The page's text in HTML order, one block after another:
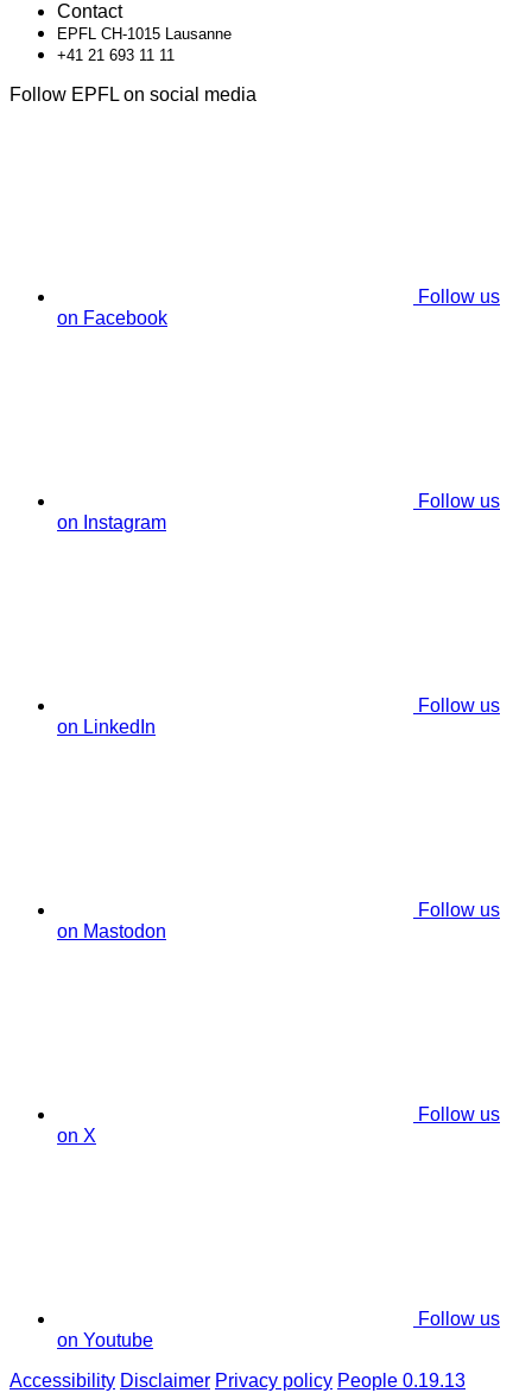
Contact
EPFL CH-1015 Lausanne
+41 21 693 11 11
Follow EPFL on social media
Follow us
on Facebook
Follow us
on Instagram
Follow us
on LinkedIn
Follow us
on Mastodon
Follow us
on X
Follow us
on Youtube
Accessibility Disclaimer Privacy policy People 0.19.13